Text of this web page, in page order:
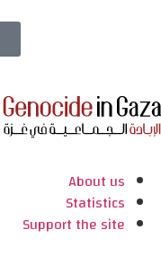
About us
Statistics
Support the site